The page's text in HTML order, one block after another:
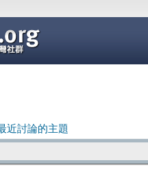
近討論的主題